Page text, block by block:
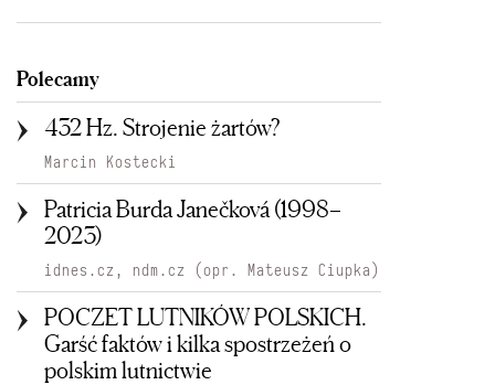
Polecamy
432 Hz. Strojenie żartów?
Marcin Kostecki
Patricia Burda Janečková (1998–
2023)
idnes.cz, ndm.cz (opr. Mateusz Ciupka)
POCZET LUTNIKÓW POLSKICH.
Garść faktów i kilka spostrzeżeń o
polskim lutnictwie